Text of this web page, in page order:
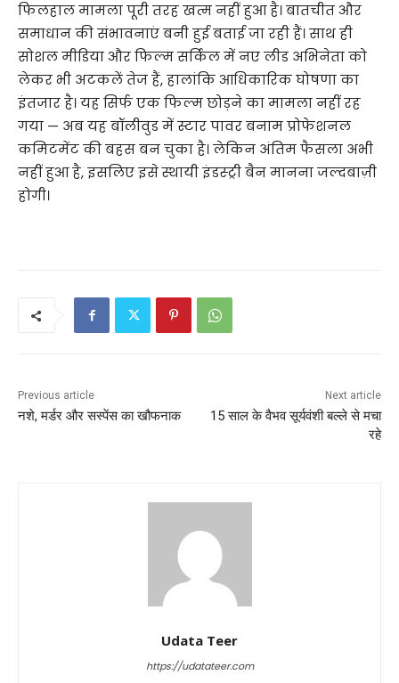
फिलहाल मामला पूरी तरह खत्म नहीं हुआ है। बातचीत और
समाधान की संभावनाएं बनी हुई बताई जा रही हैं। साथ ही
सोशल मीडिया और फिल्म सर्किल में नए लीड अभिनेता को
लेकर भी अटकलें तेज हैं, हालांकि आधिकारिक घोषणा का
इंतजार है। यह सिर्फ एक फिल्म छोड़ने का मामला नहीं रह
गया — अब यह बॉलीवुड में स्टार पावर बनाम प्रोफेशनल
कमिटमेंट की बहस बन चुका है। लेकिन अंतिम फैसला अभी
नहीं हुआ है, इसलिए इसे स्थायी इंडस्ट्री बैन मानना जल्दबाज़ी
होगी।
Previous article
नशे, मर्डर और सस्पेंस का खौफनाक
Next article
15 साल के वैभव सूर्यवंशी बल्ले से मचा
रहे
Udata Teer
https://udatateer.com